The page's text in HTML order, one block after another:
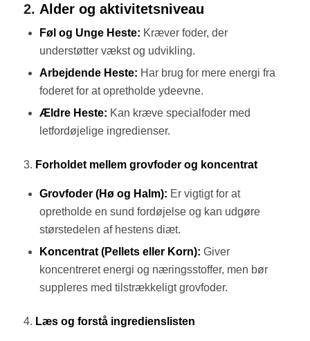
2. Alder og aktivitetsniveau
Føl og Unge Heste: Kræver foder, der
understøtter vækst og udvikling.
Arbejdende Heste: Har brug for mere energi fra
foderet for at opretholde ydeevne.
Ældre Heste: Kan kræve specialfoder med
letfordøjelige ingredienser.
3. Forholdet mellem grovfoder og koncentrat
Grovfoder (Hø og Halm): Er vigtigt for at
opretholde en sund fordøjelse og kan udgøre
størstedelen af hestens diæt.
Koncentrat (Pellets eller Korn): Giver
koncentreret energi og næringsstoffer, men bør
suppleres med tilstrækkeligt grovfoder.
4. Læs og forstå ingredienslisten